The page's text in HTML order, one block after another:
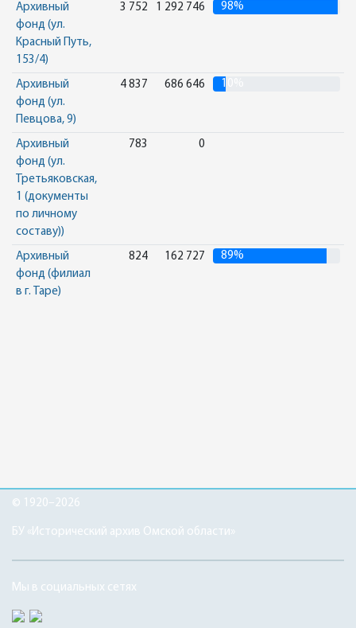
Архивный
фонд (ул.
Красный Путь,
153/4)
3 752 1 292 746 98%
Архивный
фонд (ул.
Певцова, 9)
4 837 686 646 10%
Архивный
фонд (ул.
Третьяковская,
1 (документы
по личному
составу))
783 0
Архивный
фонд (филиал
в г. Таре)
824 162 727 89%
© 1920–2026
БУ «Исторический архив Омской области»
Мы в социальных сетях